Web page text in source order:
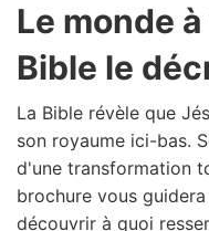
Le monde
Bible le
La Bible révèle que
son royaume ici-bas.
d'une transformation
brochure vous
découvrir à quoi